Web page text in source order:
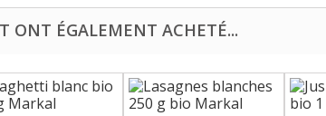
ONT ÉGALEMENT ACHETÉ...